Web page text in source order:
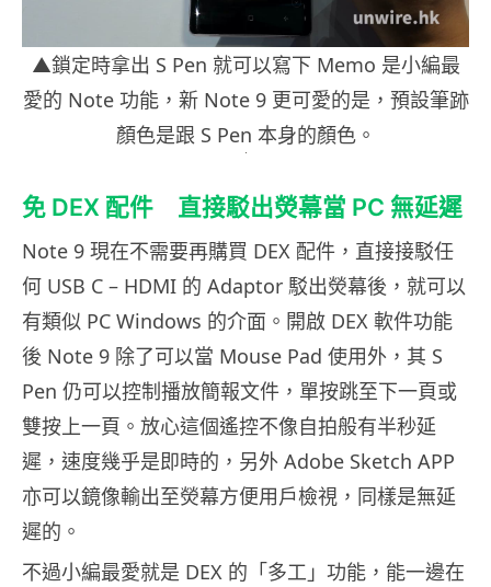
▲鎖定時拿出 S Pen 就可以寫下 Memo 是小編最
愛的 Note 功能，新 Note 9 更可愛的是，預設筆跡
顏色是跟 S Pen 本身的顏色。
免 DEX 配件 直接駁出熒幕當 PC 無延遲
Note 9 現在不需要再購買 DEX 配件，直接接駁任
何 USB C – HDMI 的 Adaptor 駁出熒幕後，就可以
有類似 PC Windows 的介面。開啟 DEX 軟件功能
後 Note 9 除了可以當 Mouse Pad 使用外，其 S
Pen 仍可以控制播放簡報文件，單按跳至下一頁或
雙按上一頁。放心這個遙控不像自拍般有半秒延
遲，速度幾乎是即時的，另外 Adobe Sketch APP
亦可以鏡像輸出至熒幕方便用戶檢視，同樣是無延
遲的。
不過小編最愛就是 DEX 的「多工」功能，能一邊在